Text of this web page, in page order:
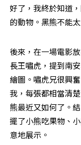
好了，我終於知道
的動物。黑熊不能
後來，在一場電影
長王嘯虎，提到南
繪圖。嘯虎兄很興
我，每張都相當清
熊最近又如何了。
擺了小熊吃果物、
意地展示。